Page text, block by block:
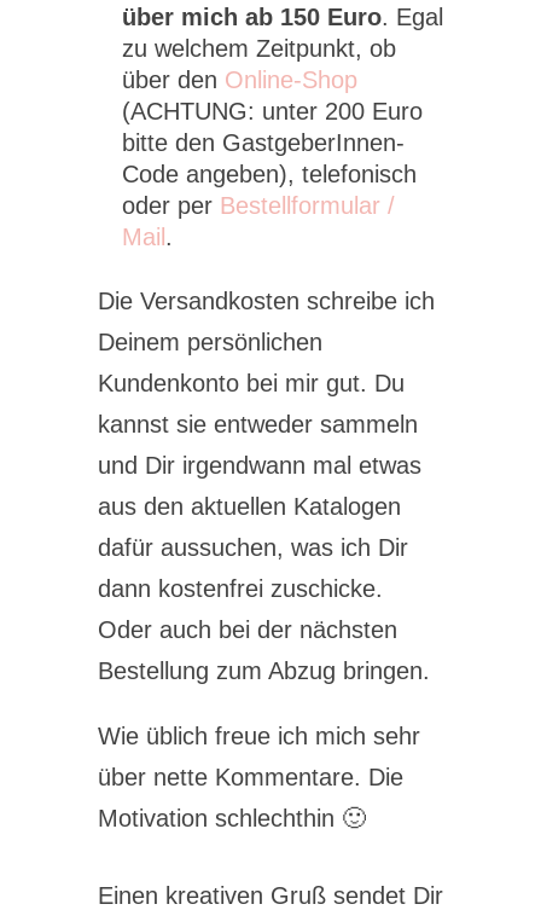
über mich ab 150 Euro. Egal
zu welchem Zeitpunkt, ob
über den Online-Shop
(ACHTUNG: unter 200 Euro
bitte den GastgeberInnen-
Code angeben), telefonisch
oder per Bestellformular /
Mail .
Die Versandkosten schreibe ich
Deinem persönlichen
Kundenkonto bei mir gut. Du
kannst sie entweder sammeln
und Dir irgendwann mal etwas
aus den aktuellen Katalogen
dafür aussuchen, was ich Dir
dann kostenfrei zuschicke.
Oder auch bei der nächsten
Bestellung zum Abzug bringen.
Wie üblich freue ich mich sehr
über nette Kommentare. Die
Motivation schlechthin 🙂
Einen kreativen Gruß sendet Dir